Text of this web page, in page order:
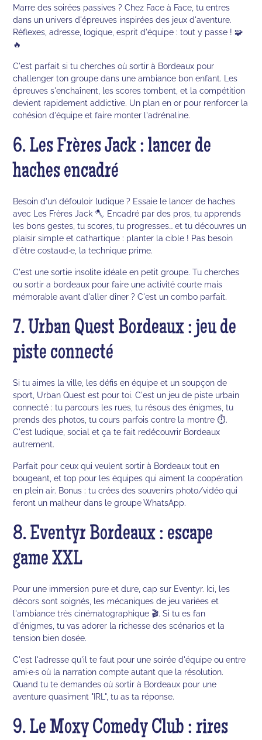
Marre des soirées passives ? Chez Face à Face, tu entres
dans un univers d'épreuves inspirées des jeux d'aventure.
Réflexes, adresse, logique, esprit d'équipe : tout y passe ! 🧩
🔥
C'est parfait si tu cherches où sortir à Bordeaux pour
challenger ton groupe dans une ambiance bon enfant. Les
épreuves s'enchaînent, les scores tombent, et la compétition
devient rapidement addictive. Un plan en or pour renforcer la
cohésion d'équipe et faire monter l'adrénaline.
6. Les Frères Jack : lancer de
haches encadré
Besoin d'un défouloir ludique ? Essaie le lancer de haches
avec Les Frères Jack 🪓. Encadré par des pros, tu apprends
les bons gestes, tu scores, tu progresses… et tu découvres un
plaisir simple et cathartique : planter la cible ! Pas besoin
d'être costaud·e, la technique prime.
C'est une sortie insolite idéale en petit groupe. Tu cherches
ou sortir a bordeaux pour faire une activité courte mais
mémorable avant d'aller dîner ? C'est un combo parfait.
7. Urban Quest Bordeaux : jeu de
piste connecté
Si tu aimes la ville, les défis en équipe et un soupçon de
sport, Urban Quest est pour toi. C'est un jeu de piste urbain
connecté : tu parcours les rues, tu résous des énigmes, tu
prends des photos, tu cours parfois contre la montre ⏱️.
C'est ludique, social et ça te fait redécouvrir Bordeaux
autrement.
Parfait pour ceux qui veulent sortir à Bordeaux tout en
bougeant, et top pour les équipes qui aiment la coopération
en plein air. Bonus : tu crées des souvenirs photo/vidéo qui
feront un malheur dans le groupe WhatsApp.
8. Eventyr Bordeaux : escape
game XXL
Pour une immersion pure et dure, cap sur Eventyr. Ici, les
décors sont soignés, les mécaniques de jeu variées et
l'ambiance très cinématographique 🎬. Si tu es fan
d'énigmes, tu vas adorer la richesse des scénarios et la
tension bien dosée.
C'est l'adresse qu'il te faut pour une soirée d'équipe ou entre
ami·e·s où la narration compte autant que la résolution.
Quand tu te demandes où sortir à Bordeaux pour une
aventure quasiment "IRL", tu as ta réponse.
9. Le Moxy Comedy Club : rires